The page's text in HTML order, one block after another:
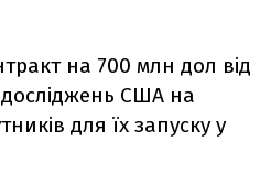
на 700 млн дол від
досліджень США на
для їх запуску у